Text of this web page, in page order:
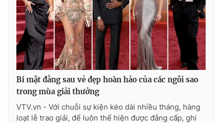
Bí mật đằng sau vẻ đẹp hoàn hảo của các ngôi sao
trong mùa giải thưởng
VTV.vn - Với chuỗi sự kiện kéo dài nhiều tháng, hàng
loạt lễ trao giải, để luôn thể hiện được đẳng cấp, ghi